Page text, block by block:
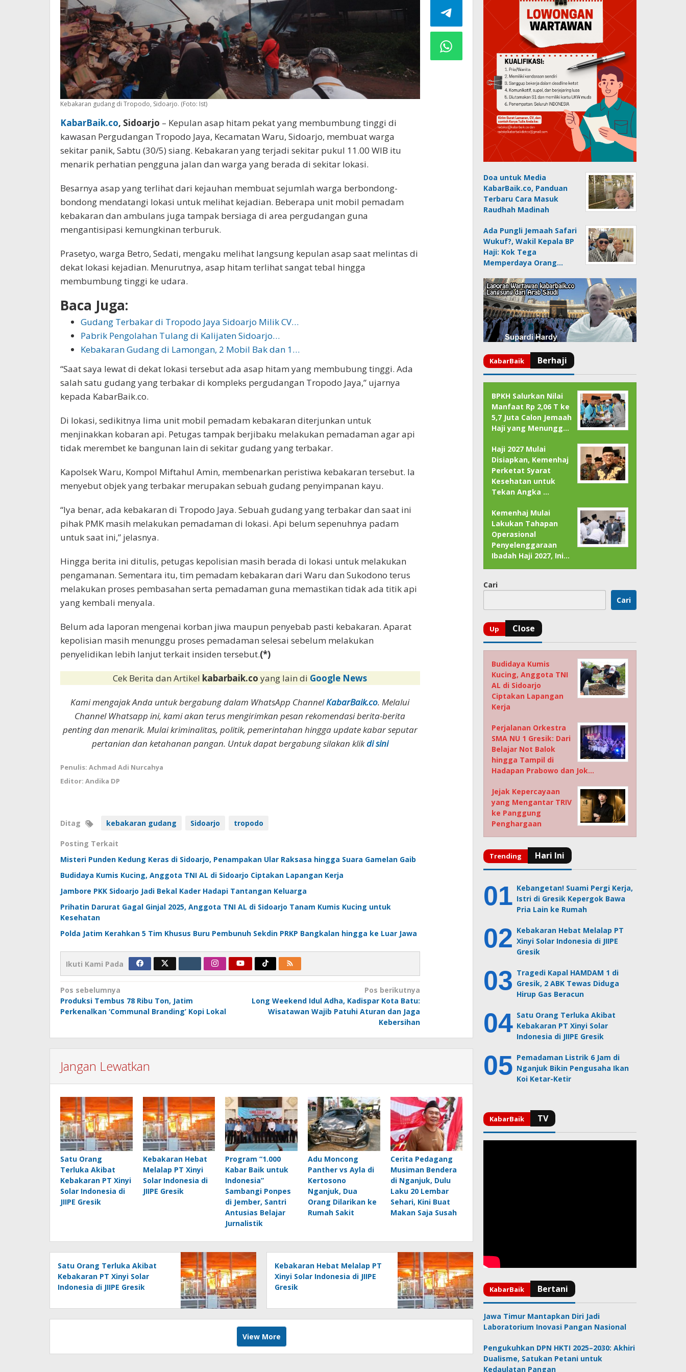
Kebakaran gudang di Tropodo, Sidoarjo. (Foto: Ist)
KabarBaik.co, Sidoarjo – Kepulan asap hitam pekat yang membumbung tinggi di
kawasan Pergudangan Tropodo Jaya, Kecamatan Waru, Sidoarjo, membuat warga
sekitar panik, Sabtu (30/5) siang. Kebakaran yang terjadi sekitar pukul 11.00 WIB itu
menarik perhatian pengguna jalan dan warga yang berada di sekitar lokasi.
Besarnya asap yang terlihat dari kejauhan membuat sejumlah warga berbondong-
bondong mendatangi lokasi untuk melihat kejadian. Beberapa unit mobil pemadam
kebakaran dan ambulans juga tampak bersiaga di area pergudangan guna
mengantisipasi kemungkinan terburuk.
Prasetyo, warga Betro, Sedati, mengaku melihat langsung kepulan asap saat melintas di
dekat lokasi kejadian. Menurutnya, asap hitam terlihat sangat tebal hingga
membumbung tinggi ke udara.
Baca Juga:
Gudang Terbakar di Tropodo Jaya Sidoarjo Milik CV…
Pabrik Pengolahan Tulang di Kalijaten Sidoarjo…
Kebakaran Gudang di Lamongan, 2 Mobil Bak dan 1…
“Saat saya lewat di dekat lokasi tersebut ada asap hitam yang membubung tinggi. Ada
salah satu gudang yang terbakar di kompleks pergudangan Tropodo Jaya,” ujarnya
kepada KabarBaik.co.
Di lokasi, sedikitnya lima unit mobil pemadam kebakaran diterjunkan untuk
menjinakkan kobaran api. Petugas tampak berjibaku melakukan pemadaman agar api
tidak merembet ke bangunan lain di sekitar gudang yang terbakar.
Kapolsek Waru, Kompol Miftahul Amin, membenarkan peristiwa kebakaran tersebut. Ia
menyebut objek yang terbakar merupakan sebuah gudang penyimpanan kayu.
“Iya benar, ada kebakaran di Tropodo Jaya. Sebuah gudang yang terbakar dan saat ini
pihak PMK masih melakukan pemadaman di lokasi. Api belum sepenuhnya padam
untuk saat ini,” jelasnya.
Hingga berita ini ditulis, petugas kepolisian masih berada di lokasi untuk melakukan
pengamanan. Sementara itu, tim pemadam kebakaran dari Waru dan Sukodono terus
melakukan proses pembasahan serta pemadaman guna memastikan tidak ada titik api
yang kembali menyala.
Belum ada laporan mengenai korban jiwa maupun penyebab pasti kebakaran. Aparat
kepolisian masih menunggu proses pemadaman selesai sebelum melakukan
penyelidikan lebih lanjut terkait insiden tersebut.(*)
Cek Berita dan Artikel kabarbaik.coyang lain di Google News
Kami mengajak Anda untuk bergabung dalam WhatsApp ChannelKabarBaik.co. Melalui
Channel Whatsapp ini, kami akan terus mengirimkan pesan rekomendasi berita-berita
penting dan menarik. Mulai kriminalitas, politik, pemerintahan hingga update kabar seputar
pertanian dan ketahanan pangan. Untuk dapat bergabung silakan klikdi sini
Penulis: Achmad Adi Nurcahya
Editor: Andika DP
Ditag kebakaran gudang Sidoarjo tropodo
Posting Terkait
Misteri Punden Kedung Keras di Sidoarjo, Penampakan Ular Raksasa hingga Suara Gamelan Gaib
Budidaya Kumis Kucing, Anggota TNI AL di Sidoarjo Ciptakan Lapangan Kerja
Jambore PKK Sidoarjo Jadi Bekal Kader Hadapi Tantangan Keluarga
Prihatin Darurat Gagal Ginjal 2025, Anggota TNI AL di Sidoarjo Tanam Kumis Kucing untuk
Kesehatan
Polda Jatim Kerahkan 5 Tim Khusus Buru Pembunuh Sekdin PRKP Bangkalan hingga ke Luar Jawa
Ikuti Kami Pada
Navigasi
pos
Pos sebelumnya
Produksi Tembus 78 Ribu Ton, Jatim
Perkenalkan ‘Communal Branding’ Kopi Lokal
Pos berikutnya
Long Weekend Idul Adha, Kadispar Kota Batu:
Wisatawan Wajib Patuhi Aturan dan Jaga
Kebersihan
Jangan Lewatkan
Satu Orang
Terluka Akibat
Kebakaran PT Xinyi
Solar Indonesia di
JIIPE Gresik
Kebakaran Hebat
Melalap PT Xinyi
Solar Indonesia di
JIIPE Gresik
Program “1.000
Kabar Baik untuk
Indonesia”
Sambangi Ponpes
di Jember, Santri
Antusias Belajar
Jurnalistik
Adu Moncong
Panther vs Ayla di
Kertosono
Nganjuk, Dua
Orang Dilarikan ke
Rumah Sakit
Cerita Pedagang
Musiman Bendera
di Nganjuk, Dulu
Laku 20 Lembar
Sehari, Kini Buat
Makan Saja Susah
Satu Orang Terluka Akibat
Kebakaran PT Xinyi Solar
Indonesia di JIIPE Gresik
Kebakaran Hebat Melalap PT
Xinyi Solar Indonesia di JIIPE
Gresik
View More
Doa untuk Media
KabarBaik.co, Panduan
Terbaru Cara Masuk
Raudhah Madinah
Ada Pungli Jemaah Safari
Wukuf?, Wakil Kepala BP
Haji: Kok Tega
Memperdaya Orang…
BPKH Salurkan Nilai
Manfaat Rp 2,06 T ke
5,7 Juta Calon Jemaah
Haji yang Menungg…
Haji 2027 Mulai
Disiapkan, Kemenhaj
Perketat Syarat
Kesehatan untuk
Tekan Angka …
Kemenhaj Mulai
Lakukan Tahapan
Operasional
Penyelenggaraan
Ibadah Haji 2027, Ini…
Cari
Cari
Budidaya Kumis
Kucing, Anggota TNI
AL di Sidoarjo
Ciptakan Lapangan
Kerja
Perjalanan Orkestra
SMA NU 1 Gresik: Dari
Belajar Not Balok
hingga Tampil di
Hadapan Prabowo dan Jok…
Jejak Kepercayaan
yang Mengantar TRIV
ke Panggung
Penghargaan
Kebangetan! Suami Pergi Kerja,
Istri di Gresik Kepergok Bawa
Pria Lain ke Rumah
Kebakaran Hebat Melalap PT
Xinyi Solar Indonesia di JIIPE
Gresik
Tragedi Kapal HAMDAM 1 di
Gresik, 2 ABK Tewas Diduga
Hirup Gas Beracun
Satu Orang Terluka Akibat
Kebakaran PT Xinyi Solar
Indonesia di JIIPE Gresik
Pemadaman Listrik 6 Jam di
Nganjuk Bikin Pengusaha Ikan
Koi Ketar-Ketir
Jawa Timur Mantapkan Diri Jadi
Laboratorium Inovasi Pangan Nasional
Pengukuhkan DPN HKTI 2025–2030: Akhiri
Dualisme, Satukan Petani untuk
Kedaulatan Pangan